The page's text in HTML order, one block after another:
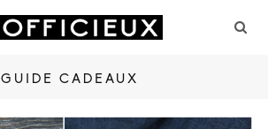
GUIDE CADEAUX